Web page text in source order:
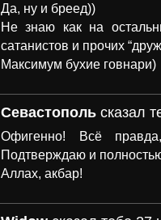
Да, ну и бреед))
Не знаю как на
сатанистов и прочих
Максимум бухие говнари)
Севастополь сказал
Офигенно! Всё
Подтверждаю и
Аллах, акбар!